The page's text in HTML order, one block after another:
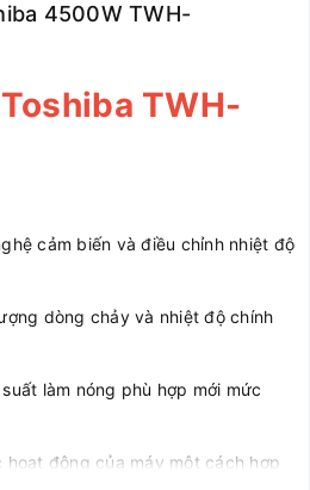
4500W TWH-
TWH-
cảm biến và điều chỉnh nhiệt độ
dòng chảy và nhiệt độ chính
làm nóng phù hợp mới mức
động của máy một cách hợp